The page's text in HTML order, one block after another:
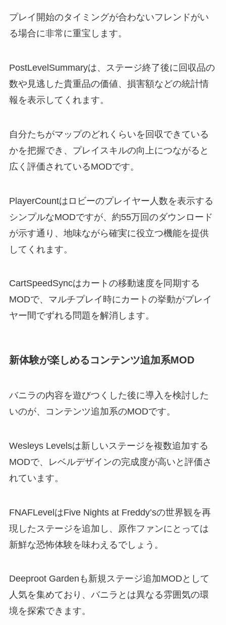
プレイ開始のタイミングが合わないフレンドがい
る場合に非常に重宝します。
PostLevelSummaryは、ステージ終了後に回収品の
数や見逃した貴重品の価値、損害額などの統計情
報を表示してくれます。
自分たちがマップのどれくらいを回収できている
かを把握でき、プレイスキルの向上につながると
広く評価されているMODです。
PlayerCountはロビーのプレイヤー人数を表示する
シンプルなMODですが、約55万回のダウンロード
が示す通り、地味ながら確実に役立つ機能を提供
してくれます。
CartSpeedSyncはカートの移動速度を同期する
MODで、マルチプレイ時にカートの挙動がプレイ
ヤー間でずれる問題を解消します。
新体験が楽しめるコンテンツ追加系MOD
バニラの内容を遊びつくした後に導入を検討した
いのが、コンテンツ追加系のMODです。
Wesleys Levelsは新しいステージを複数追加する
MODで、レベルデザインの完成度が高いと評価さ
れています。
FNAFLevelはFive Nights at Freddy’sの世界観を再
現したステージを追加し、原作ファンにとっては
新鮮な恐怖体験を味わえるでしょう。
Deeproot Gardenも新規ステージ追加MODとして
人気を集めており、バニラとは異なる雰囲気の環
境を探索できます。